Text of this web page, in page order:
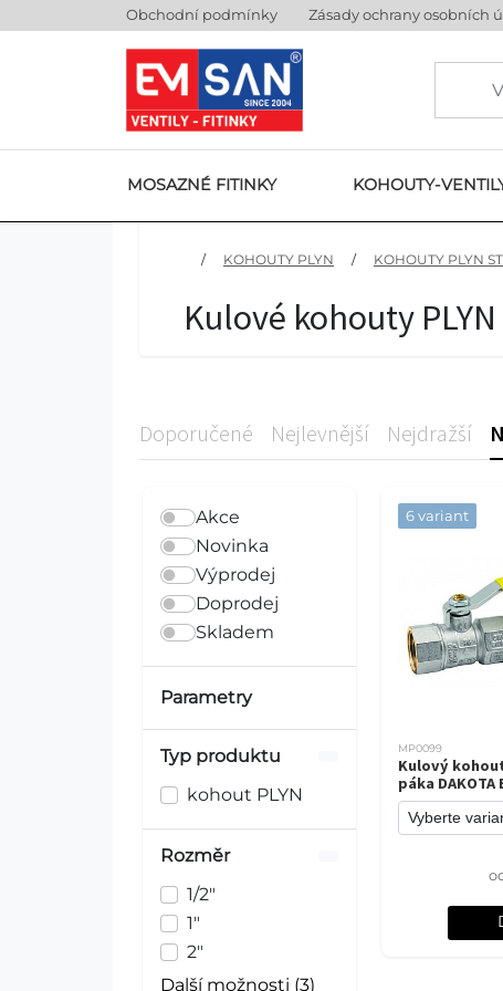
Obchodní podmínky Zásady ochrany osobních
MOSAZNÉ FITINKY KOHOUTY-
/ KOHOUTY PLYN / KOHOUTY PLYN
Kulové kohouty PLYN
Doporučené Nejlevnější Nejdražší
Akce
Novinka
Výprodej
Doprodej
Skladem
Parametry
Typ produktu
kohout PLYN
Rozměr
1/2"
1"
2"
Další možnosti (3)
6 variant
MP0099
Kulový kohout
páka DAKOTA